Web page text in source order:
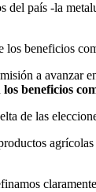
del país -la
los beneficios
a avanzar
beneficios
de las